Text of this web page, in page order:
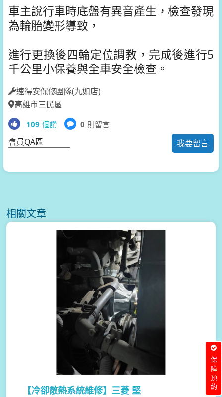
車主說行車時底盤有異音產生，檢查發現
為輪胎變形導致，
進行更換後四輪定位調教，完成後進行5
千公里小保養與全車安全檢查。
速得安保修團隊(九如店)
高雄市三民區
109 個讚 0 則留言
我要留言
會員QA區
相關文章
【冷卻散熱系統維修】 三菱 堅
保障預約